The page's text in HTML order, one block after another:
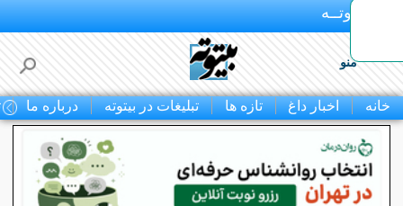
بـیتوتــه
منو
خانه اخبار داغ تازه ها تبلیغات در بیتوته درباره ما